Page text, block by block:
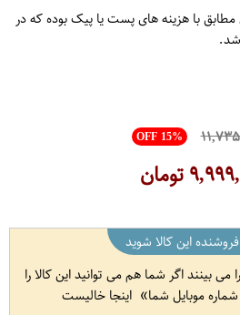
مطابق با هزینه های پست یا پیک بوده که در
شد.
OFF 15%
تومان
این کالا شوید
می بینند اگر شما هم می توانید این کالا را
موبایل شما اینجا خالیست